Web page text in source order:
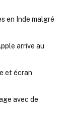
en Inde malgré
arrive au
et écran
avec de